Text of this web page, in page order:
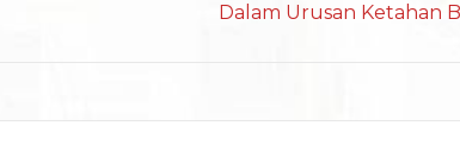
Dalam Urusan Ketahan